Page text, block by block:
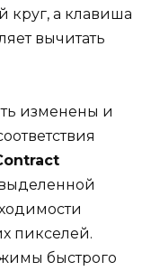
круг, а клавиша
вычитать
изменены и
пикселей.
быстрого